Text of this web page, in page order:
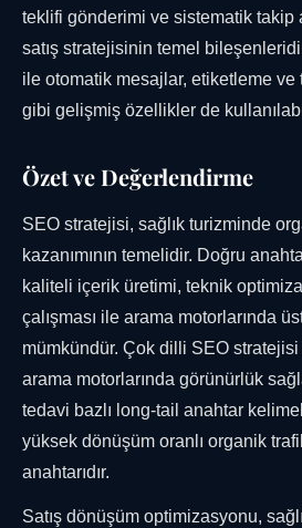
teklifi gönderimi ve sistematik takip
satış stratejisinin temel
ile otomatik mesajlar, etiketleme
gibi gelişmiş özellikler de
Özet ve Değerlendirme
SEO stratejisi, sağlık turizminde
kazanımının temelidir. Doğru
kaliteli içerik üretimi, teknik
çalışması ile arama motorlarında
mümkündür. Çok dilli SEO stratejisi
arama motorlarında görünürlük
tedavi bazlı long-tail anahtar
yüksek dönüşüm oranlı organik
anahtarıdır.
Satış dönüşüm optimizasyonu,